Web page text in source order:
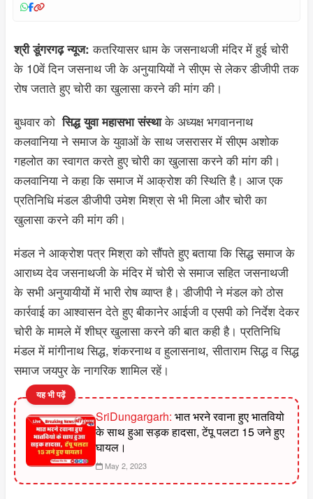
श्री डूंगरगढ़ न्यूज: कतरियासर धाम के जसनाथजी मंदिर में हुई चोरी
के 10वें दिन जसनाथ जी के अनुयायियों ने सीएम से लेकर डीजीपी तक
रोष जताते हुए चोरी का खुलासा करने की मांग की।
बुधवार कोसिद्ध युवा महासभा संस्थाके अध्यक्ष भगवाननाथ
कलवानिया ने समाज के युवाओं के साथ जसरासर में सीएम अशोक
गहलोत का स्वागत करते हुए चोरी का खुलासा करने की मांग की।
कलवानिया ने कहा कि समाज में आक्रोश की स्थिति है। आज एक
प्रतिनिधि मंडल डीजीपी उमेश मिश्रा से भी मिला और चोरी का
खुलासा करने की मांग की।
मंडल ने आक्रोश पत्र मिश्रा को सौंपते हुए बताया कि सिद्ध समाज के
आराध्य देव जसनाथजी के मंदिर में चोरी से समाज सहित जसनाथजी
के सभी अनुयायीयों में भारी रोष व्याप्त है। डीजीपी ने मंडल को ठोस
कार्रवाई का आश्वासन देते हुए बीकानेर आईजी व एसपी को निर्देश देकर
चोरी के मामले में शीघ्र खुलासा करने की बात कही है। प्रतिनिधि
मंडल में मांगीनाथ सिद्ध, शंकरनाथ व हुलासनाथ, सीताराम सिद्ध व सिद्ध
समाज जयपुर के नागरिक शामिल रहें।
यह भी पढ़ें
SriDungargarh: भात भरने रवाना हुए भातवियो
के साथ हुआ सड़क हादसा, टेंपू पलटा 15 जने हुए
घायल।
May 2, 2023